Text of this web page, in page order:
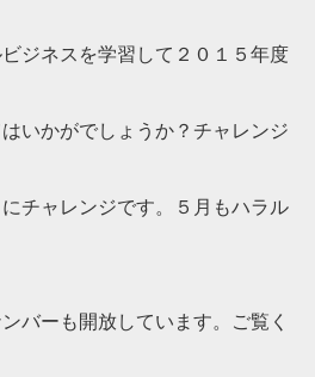
ビジネスを学習して２０１５年度
いかがでしょうか？チャレンジ
チャレンジです。５月もハラル
バーも開放しています。ご覧く